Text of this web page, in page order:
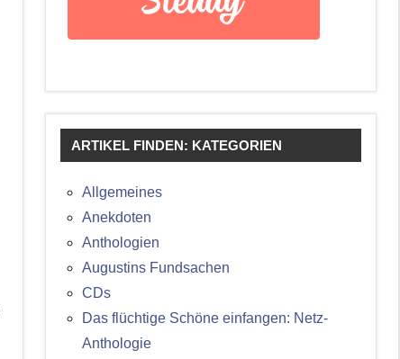
ARTIKEL FINDEN: KATEGORIEN
Allgemeines
Anekdoten
Anthologien
Augustins Fundsachen
CDs
Das flüchtige Schöne einfangen: Netz-
Anthologie